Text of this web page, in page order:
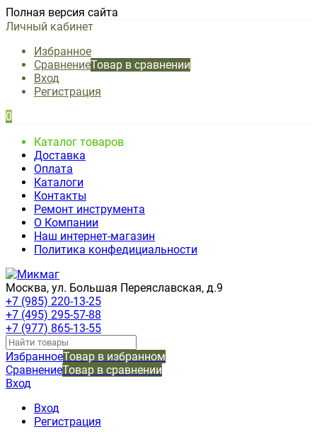
Полная версия сайта
Личный кабинет
Избранное
СравнениеТовар в сравнении
Вход
Регистрация
0
Каталог товаров
Доставка
Оплата
Каталоги
Контакты
Ремонт инструмента
О Компании
Наш интернет-магазин
Политика конфедициальности
Москва, ул. Большая Переяславская, д.9
+7 (985) 220-13-25
+7 (495) 295-57-88
+7 (977) 865-13-55
ИзбранноеТовар в избранном
СравнениеТовар в сравнении
Вход
Вход
Регистрация